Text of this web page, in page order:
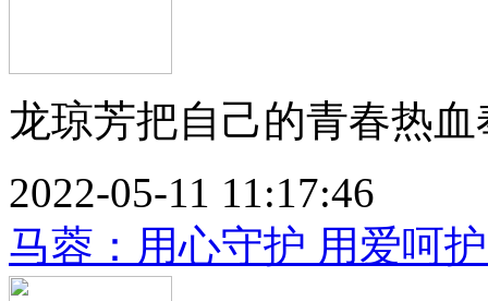
龙琼芳把自己的青春热
2022-05-11 11:17:46
马蓉：用心守护 用爱呵